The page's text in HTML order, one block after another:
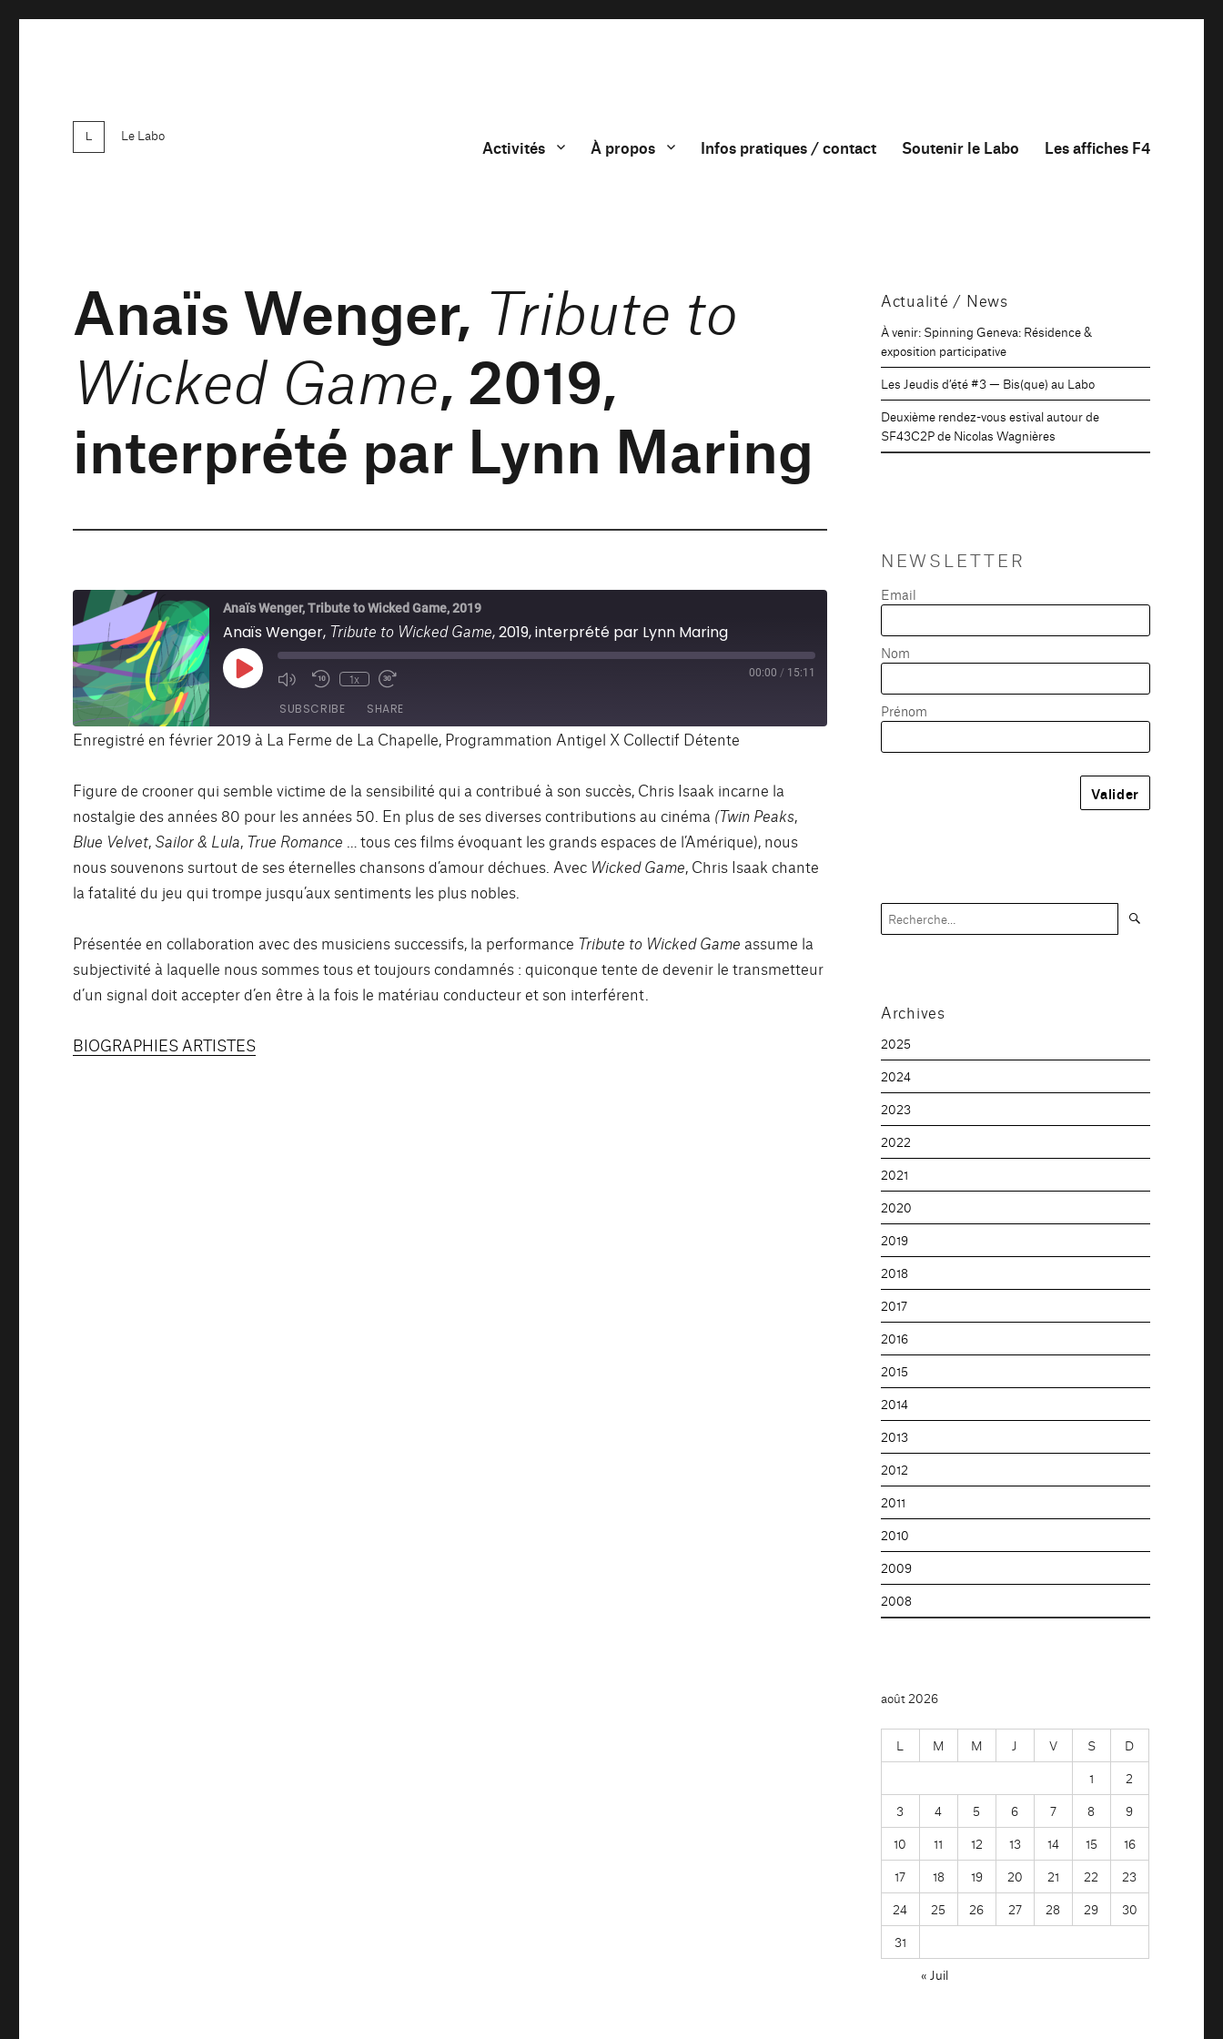
Le Labo
Activités À propos Infos pratiques / contact Soutenir le Labo Les affiches F4
Anaïs Wenger, Tribute to
Wicked Game, 2019,
interprété par Lynn Maring
Anaïs Wenger, Tribute to Wicked Game, 2019
Anaïs Wenger, Tribute to Wicked Game, 2019, interprété par Lynn Maring
Play
EpisodeMute/Unmute
Episode
Rewind
10
Seconds
1x Fast
Forward
30
seconds
00:00 / 15:11
SUBSCRIBE SHARE
RSS FEED
EMBED
Enregistré en février 2019 à La Ferme de La Chapelle, Programmation Antigel X Collectif Détente
Figure de crooner qui semble victime de la sensibilité qui a contribué à son succès, Chris Isaak incarne la
nostalgie des années 80 pour les années 50. En plus de ses diverses contributions au cinéma (Twin Peaks,
Blue Velvet, Sailor & Lula, True Romance … tous ces films évoquant les grands espaces de l’Amérique), nous
nous souvenons surtout de ses éternelles chansons d’amour déchues. Avec Wicked Game, Chris Isaak chante
la fatalité du jeu qui trompe jusqu’aux sentiments les plus nobles.
Présentée en collaboration avec des musiciens successifs, la performance Tribute to Wicked Game assume la
subjectivité à laquelle nous sommes tous et toujours condamnés : quiconque tente de devenir le transmetteur
d’un signal doit accepter d’en être à la fois le matériau conducteur et son interférent.
BIOGRAPHIES ARTISTES
Actualité / News
À venir: Spinning Geneva: Résidence &
exposition participative
Les Jeudis d’été #3 — Bis(que) au Labo
Deuxième rendez-vous estival autour de
SF43C2P de Nicolas Wagnières
NEWSLETTER
Email
Nom
Prénom
Recherche
pour :
Archives
2025
2024
2023
2022
2021
2020
2019
2018
2017
2016
2015
2014
2013
2012
2011
2010
2009
2008
août 2026
L M M J V S
D
1
2
3
4 5 6 7 8
9
10
11 12 13 14 15
16
17
18 19 20 21 22
23
24
25 26 27 28 29
30
31
« Juil